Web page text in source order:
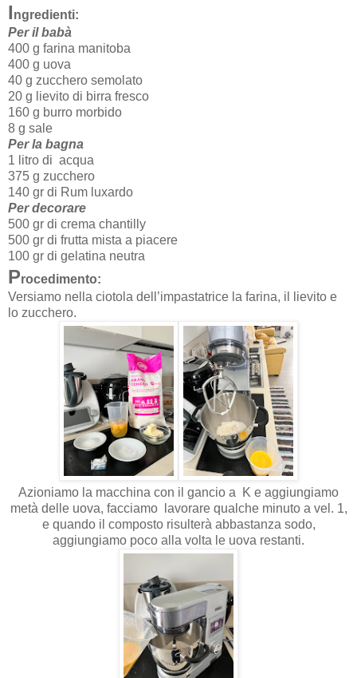
Ingredienti:
Per il babà
400 g farina manitoba
400 g uova
40 g zucchero semolato
20 g lievito di birra fresco
160 g burro morbido
8 g sale
Per la bagna
1 litro di acqua
375 g zucchero
140 gr di Rum luxardo
Per decorare
500 gr di crema chantilly
500 gr di frutta mista a piacere
100 gr di gelatina neutra
Procedimento:
Versiamo nella ciotola dell’impastatrice la farina, il lievito e
lo zucchero.
Azioniamo la macchina con il gancio a K e aggiungiamo
metà delle uova, facciamo lavorare qualche minuto a vel. 1,
e quando il composto risulterà abbastanza sodo,
aggiungiamo poco alla volta le uova restanti.